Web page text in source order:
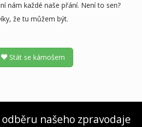
nám každé naše přání. Není to sen?
že tu můžem být.
Stát se kámošem
našeho zpravodaje